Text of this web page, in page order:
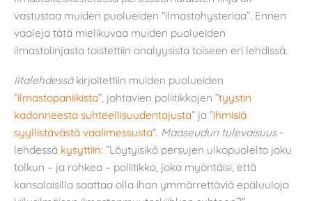
vastustaa muiden puolueiden ”ilmastohysteriaa”. Ennen
vaaleja tätä mielikuvaa muiden puolueiden
ilmastolinjasta toistettiin analyysista toiseen eri lehdissä.
Iltalehdessäkirjoitettiin muiden puolueiden
”ilmastopaniikista”, johtavien poliitikkojen ”tyystin
kadonneesta suhteellisuudentajusta” ja ”ihmisiä
syyllistävästä vaalimessusta”. Maaseudun tulevaisuus-
lehdessä kysyttiin: ”Löytyisikö persujen ulkopuolelta joku
tolkun – ja rohkea – poliitikko, joka myöntäisi, että
kansalaisilla saattaa olla ihan ymmärrettäviä epäluuloja